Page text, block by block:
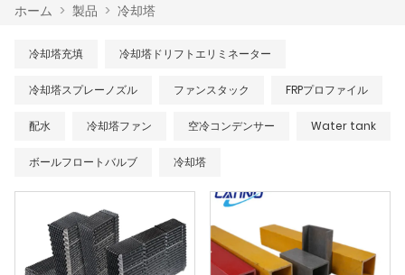
ホーム > 製品 > 冷却塔
冷却塔充填 冷却塔ドリフトエリミネーター
冷却塔スプレーノズル ファンスタック FRPプロファイル
配水 冷却塔ファン 空冷コンデンサー Water tank
ボールフロートバルブ 冷却塔